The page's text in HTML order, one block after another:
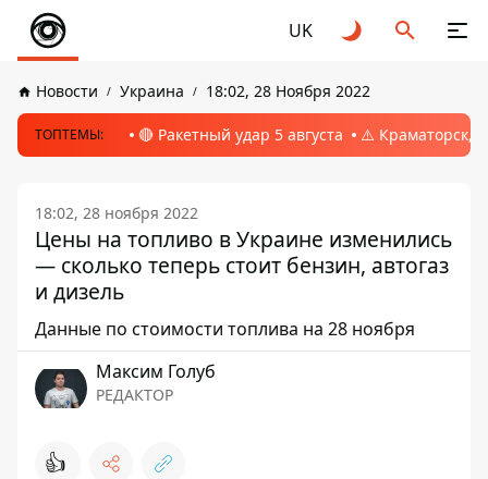
UK
Новости Украина 18:02, 28 Ноября 2022
ТОПТЕМЫ: 🔴 Ракетный удар 5 августа ⚠️ Краматорск,
18:02, 28 ноября 2022
Цены на топливо в Украине изменились
— сколько теперь стоит бензин, автогаз
и дизель
Данные по стоимости топлива на 28 ноября
Максим Голуб
РЕДАКТОР
👍